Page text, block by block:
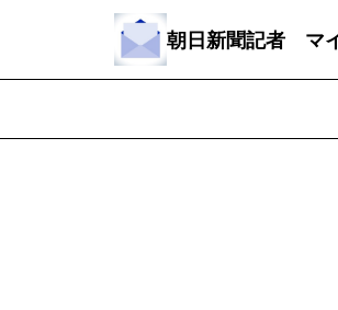
朝日新聞記者 マ